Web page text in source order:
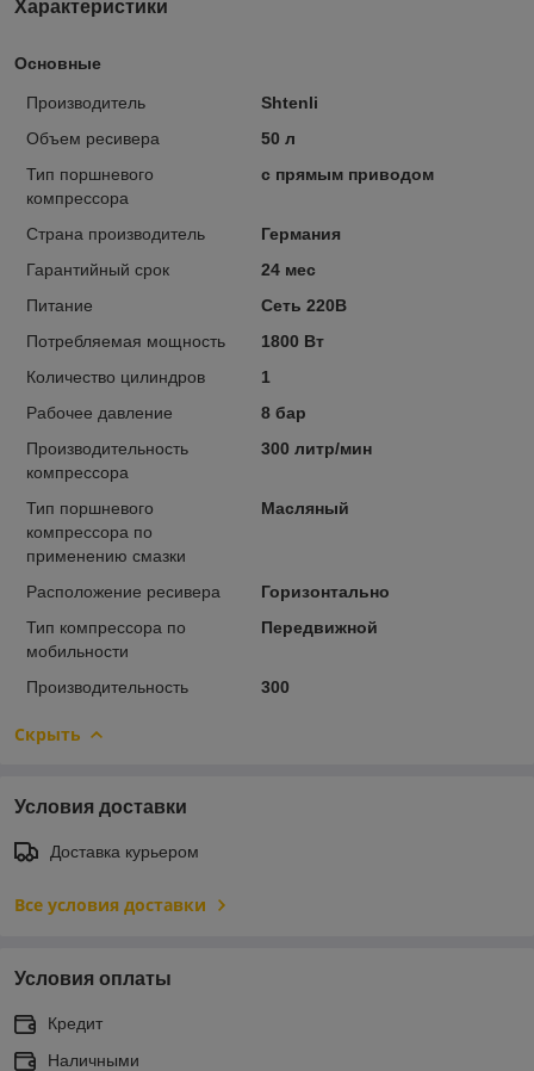
Характеристики
Основные
Производитель
Shtenli
Объем ресивера
50 л
Тип поршневого
компрессора
с прямым приводом
Страна производитель
Германия
Гарантийный срок
24 мес
Питание
Сеть 220В
Потребляемая мощность
1800 Вт
Количество цилиндров
1
Рабочее давление
8 бар
Производительность
компрессора
300 литр/мин
Тип поршневого
компрессора по
применению смазки
Масляный
Расположение ресивера
Горизонтально
Тип компрессора по
мобильности
Передвижной
Производительность 300
Скрыть
Условия доставки
Доставка курьером
Все условия доставки
Условия оплаты
Кредит
Наличными